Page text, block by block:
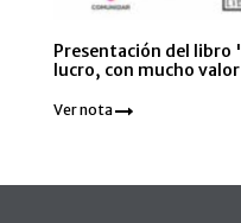
Presentación del libro
lucro, con mucho
Ver nota